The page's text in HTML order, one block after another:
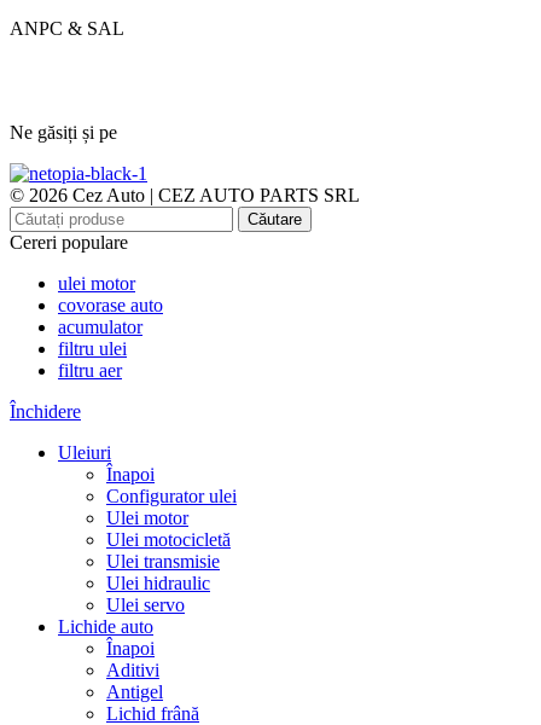
ANPC & SAL
Ne găsiți și pe
© 2026 Cez Auto | CEZ AUTO PARTS SRL
Căutare
Cereri populare
ulei motor
covorase auto
acumulator
filtru ulei
filtru aer
Închidere
Uleiuri
Înapoi
Configurator ulei
Ulei motor
Ulei motocicletă
Ulei transmisie
Ulei hidraulic
Ulei servo
Lichide auto
Înapoi
Aditivi
Antigel
Lichid frână